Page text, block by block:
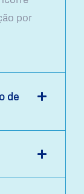
por
de